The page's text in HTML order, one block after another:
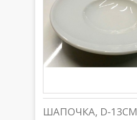
ШАПОЧКА, D-13СМ